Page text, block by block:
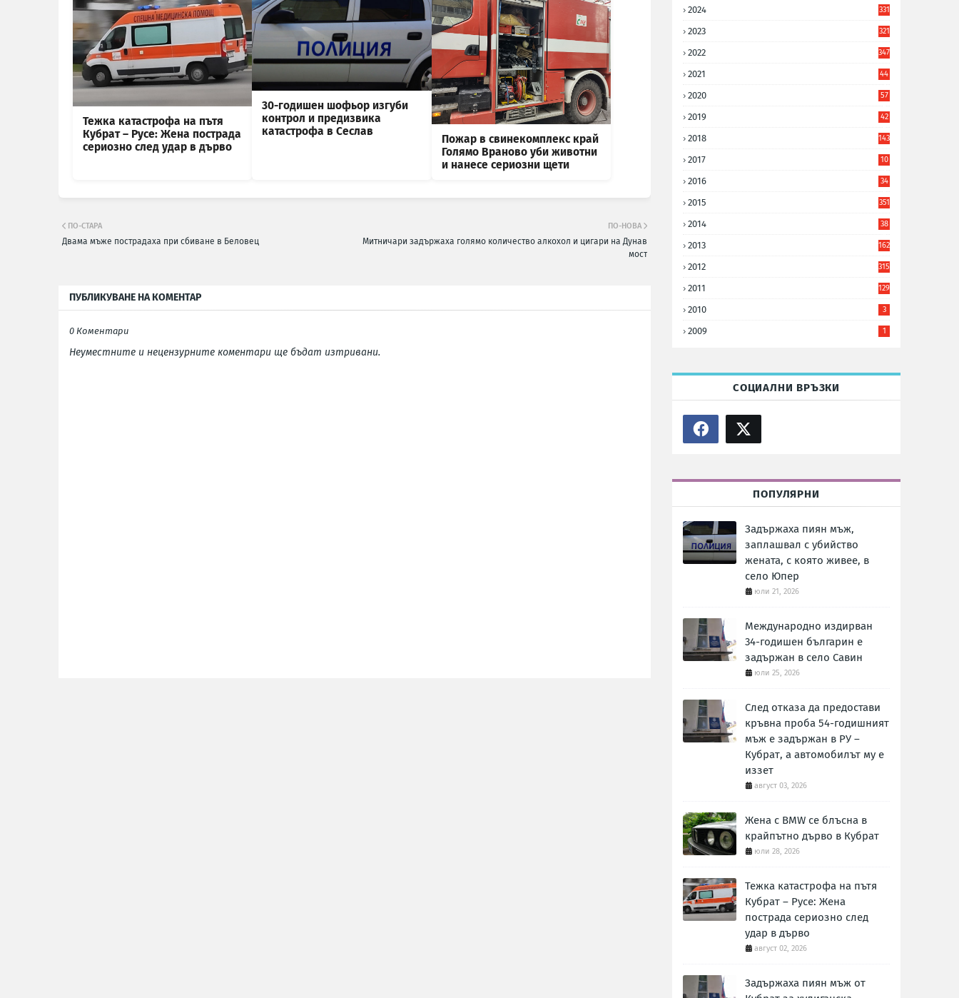
Тежка катастрофа на пътя
Кубрат – Русе: Жена пострада
сериозно след удар в дърво
30-годишен шофьор изгуби
контрол и предизвика
катастрофа в Сеслав
Пожар в свинекомплекс край
Голямо Враново уби животни
и нанесе сериозни щети
ПО-НОВА
Митничари задържаха голямо количество алкохол и цигари на Дунав
мост
ПО-СТАРА
Двама мъже пострадаха при сбиване в Беловец
ПУБЛИКУВАНЕ НА КОМЕНТАР
0 Коментари
Неуместните и нецензурните коментари ще бъдат изтривани.
2024 331
2023 321
2022 347
2021
44
2020
57
2019
42
2018 143
2017
10
2016
34
2015 351
2014
38
2013 162
2012 315
2011 129
2010 3
2009 1
СОЦИАЛНИ ВРЪЗКИ
ПОПУЛЯРНИ
Задържаха пиян мъж,
заплашвал с убийство
жената, с която живее, в
село Юпер
юли 21, 2026
Международно издирван
34-годишен българин е
задържан в село Савин
юли 25, 2026
След отказа да предостави
кръвна проба 54-годишният
мъж е задържан в РУ –
Кубрат, а автомобилът му е
иззет
август 03, 2026
Жена с BMW се блъсна в
крайпътно дърво в Кубрат
юли 28, 2026
Тежка катастрофа на пътя
Кубрат – Русе: Жена
пострада сериозно след
удар в дърво
август 02, 2026
Задържаха пиян мъж от